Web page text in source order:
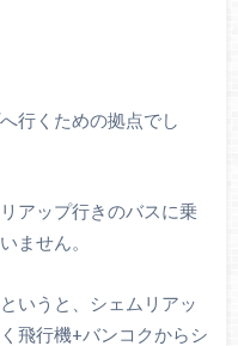
行くための拠点でし
アップ行きのバスに乗
ません。
いうと、シェムリアッ
飛行機+バンコクからシ